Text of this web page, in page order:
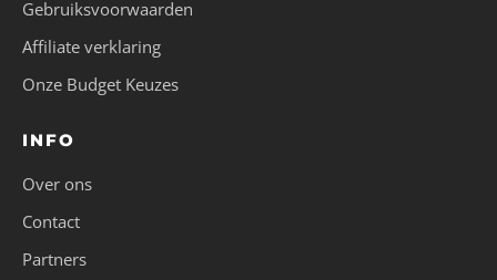
Gebruiksvoorwaarden
Affiliate verklaring
Onze Budget Keuzes
INFO
Over ons
Contact
Partners